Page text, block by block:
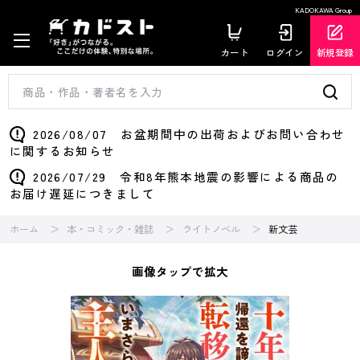
KADOKAWA Group
カート ログイン 新規登録
2026/08/07 お盆期間中の出荷およびお問い合わせ
に関するお知らせ
2026/07/29 令和8年熊本地震の影響による商品の
お届け遅延につきまして
ホーム 本・コミック・雑誌 ライトノベル 新文芸
画像タップで拡大